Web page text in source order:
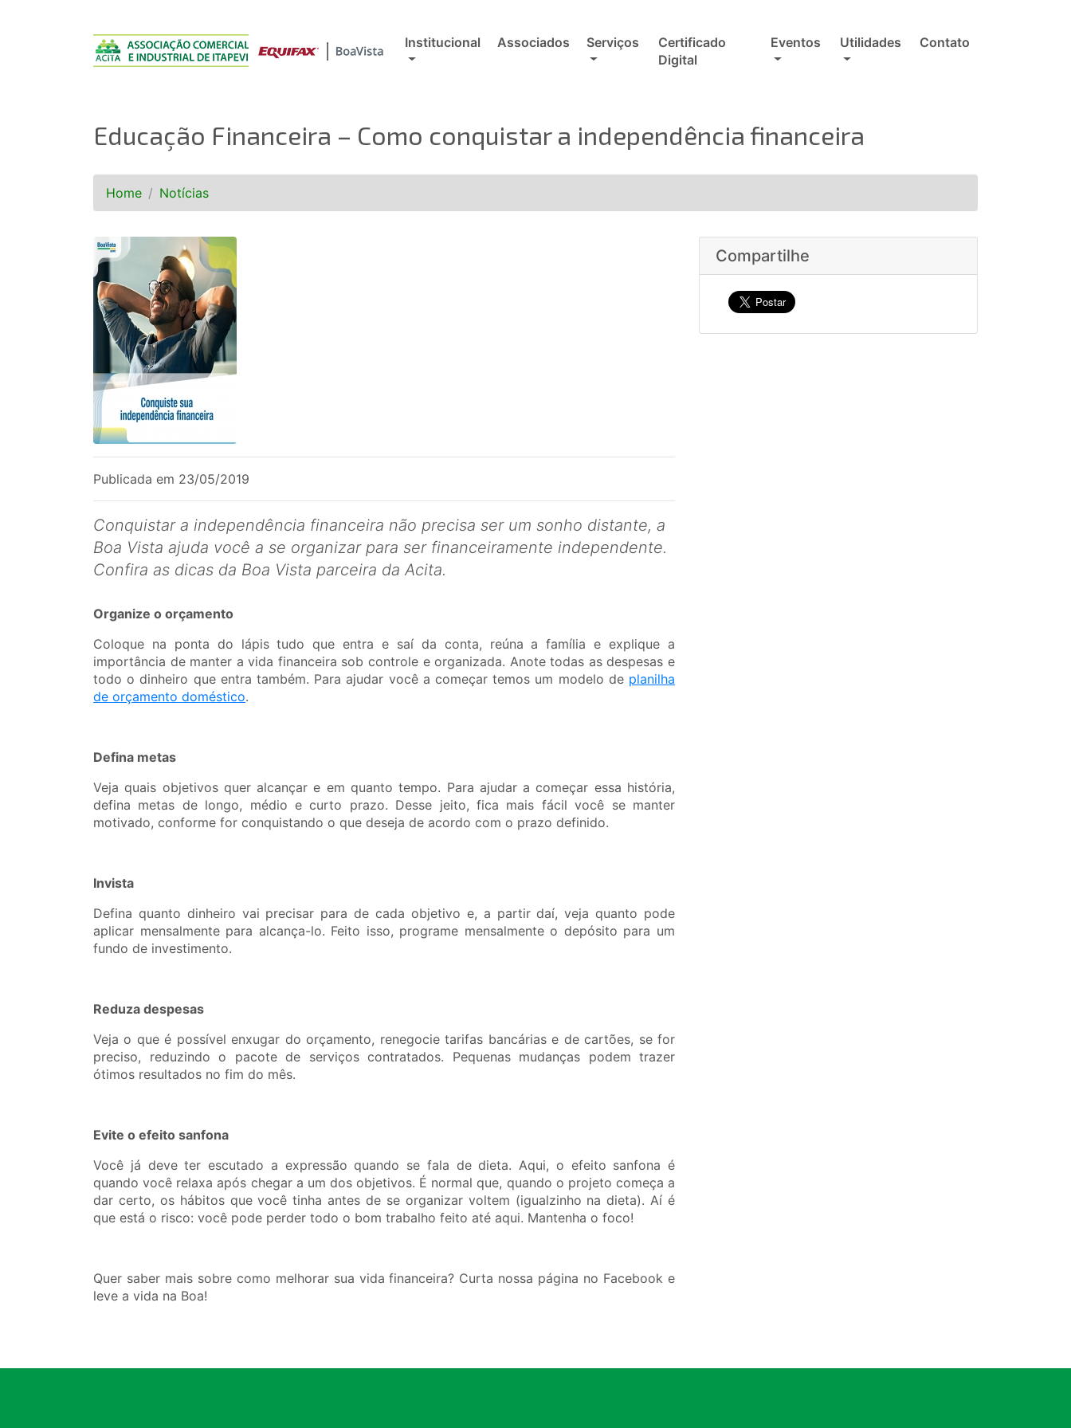
Institucional Associados Serviços
Certificado
Digital
Eventos Utilidades Contato
Educação Financeira – Como conquistar a independência financeira
Home Notícias
Publicada em 23/05/2019
Conquistar a independência financeira não precisa ser um sonho distante, a
Boa Vista ajuda você a se organizar para ser financeiramente independente.
Confira as dicas da Boa Vista parceira da Acita.
Organize o orçamento
Coloque na ponta do lápis tudo que entra e saí da conta, reúna a família e explique a
importância de manter a vida financeira sob controle e organizada. Anote todas as despesas e
todo o dinheiro que entra também. Para ajudar você a começar temos um modelo de planilha
de orçamento doméstico.
Defina metas
Veja quais objetivos quer alcançar e em quanto tempo. Para ajudar a começar essa história,
defina metas de longo, médio e curto prazo. Desse jeito, fica mais fácil você se manter
motivado, conforme for conquistando o que deseja de acordo com o prazo definido.
Invista
Defina quanto dinheiro vai precisar para de cada objetivo e, a partir daí, veja quanto pode
aplicar mensalmente para alcança-lo. Feito isso, programe mensalmente o depósito para um
fundo de investimento.
Reduza despesas
Veja o que é possível enxugar do orçamento, renegocie tarifas bancárias e de cartões, se for
preciso, reduzindo o pacote de serviços contratados. Pequenas mudanças podem trazer
ótimos resultados no fim do mês.
Evite o efeito sanfona
Você já deve ter escutado a expressão quando se fala de dieta. Aqui, o efeito sanfona é
quando você relaxa após chegar a um dos objetivos. É normal que, quando o projeto começa a
dar certo, os hábitos que você tinha antes de se organizar voltem (igualzinho na dieta). Aí é
que está o risco: você pode perder todo o bom trabalho feito até aqui. Mantenha o foco!
Quer saber mais sobre como melhorar sua vida financeira? Curta nossa página no Facebook e
leve a vida na Boa!
Compartilhe